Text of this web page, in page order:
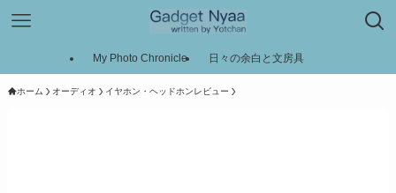
My Photo Chronicle 日々の余白と文房具
ホーム オーディオ イヤホン・ヘッドホンレビュー